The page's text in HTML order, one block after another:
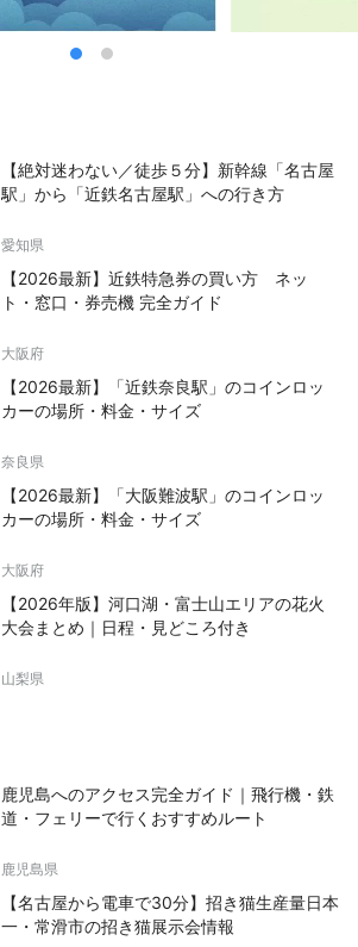
【絶対迷わない／徒歩５分】新幹線「名古屋
駅」から「近鉄名古屋駅」への行き方
愛知県
【2026最新】近鉄特急券の買い方 ネッ
ト・窓口・券売機 完全ガイド
大阪府
【2026最新】「近鉄奈良駅」のコインロッ
カーの場所・料金・サイズ
奈良県
【2026最新】「大阪難波駅」のコインロッ
カーの場所・料金・サイズ
大阪府
【2026年版】河口湖・富士山エリアの花火
大会まとめ｜日程・見どころ付き
山梨県
鹿児島へのアクセス完全ガイド｜飛行機・鉄
道・フェリーで行くおすすめルート
鹿児島県
【名古屋から電車で30分】招き猫生産量日本
一・常滑市の招き猫展示会情報